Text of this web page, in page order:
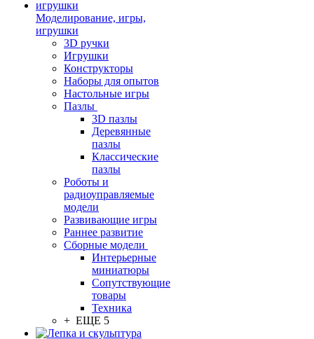
Моделирование, игры,
игрушки
3D ручки
Игрушки
Конструкторы
Наборы для опытов
Настольные игры
Пазлы
3D пазлы
Деревянные
пазлы
Классические
пазлы
Роботы и
радиоуправляемые
модели
Развивающие игры
Раннее развитие
Сборные модели
Интерьерные
миниатюры
Сопутствующие
товары
Техника
+ ЕЩЕ 5